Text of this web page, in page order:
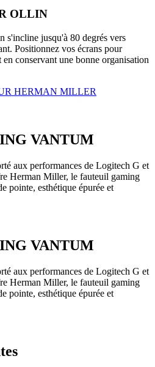
OLLIN
s'incline jusqu'à 80 degrés vers
Positionnez vos écrans pour
conservant une bonne organisation
HERMAN MILLER
VANTUM
aux performances de Logitech G et
Herman Miller, le fauteuil gaming
pointe, esthétique épurée et
VANTUM
aux performances de Logitech G et
Herman Miller, le fauteuil gaming
pointe, esthétique épurée et